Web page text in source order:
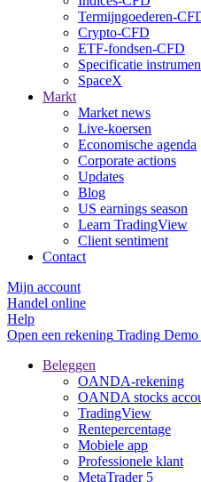
Termijngoederen-
Crypto-CFD
ETF-fondsen-CFD
Specificatie
SpaceX
Markt
Market news
Live-koersen
Economische agenda
Corporate actions
Updates
Blog
US earnings season
Learn TradingView
Client sentiment
Contact
Mijn account
Handel online
Help
Open een rekening Trading Demo
Beleggen
OANDA-rekening
OANDA stocks
TradingView
Rentepercentage
Mobiele app
Professionele klant
MetaTrader 5